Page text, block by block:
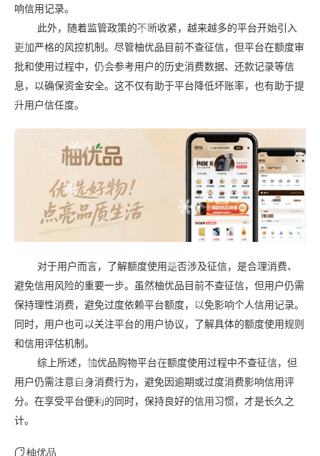
响信用记录。
此外，随着监管政策的不断收紧，越来越多的平台开始引入
更加严格的风控机制。尽管柚优品目前不查征信，但平台在额度审
批和使用过程中，仍会参考用户的历史消费数据、还款记录等信
息，以确保资金安全。这不仅有助于平台降低坏账率，也有助于提
升用户信任度。
对于用户而言，了解额度使用是否涉及征信，是合理消费、
避免信用风险的重要一步。虽然柚优品目前不查征信，但用户仍需
保持理性消费，避免过度依赖平台额度，以免影响个人信用记录。
同时，用户也可以关注平台的用户协议，了解具体的额度使用规则
和信用评估机制。
综上所述，柚优品购物平台在额度使用过程中不查征信，但
用户仍需注意自身消费行为，避免因逾期或过度消费影响信用评
分。在享受平台便利的同时，保持良好的信用习惯，才是长久之
计。
柚优品